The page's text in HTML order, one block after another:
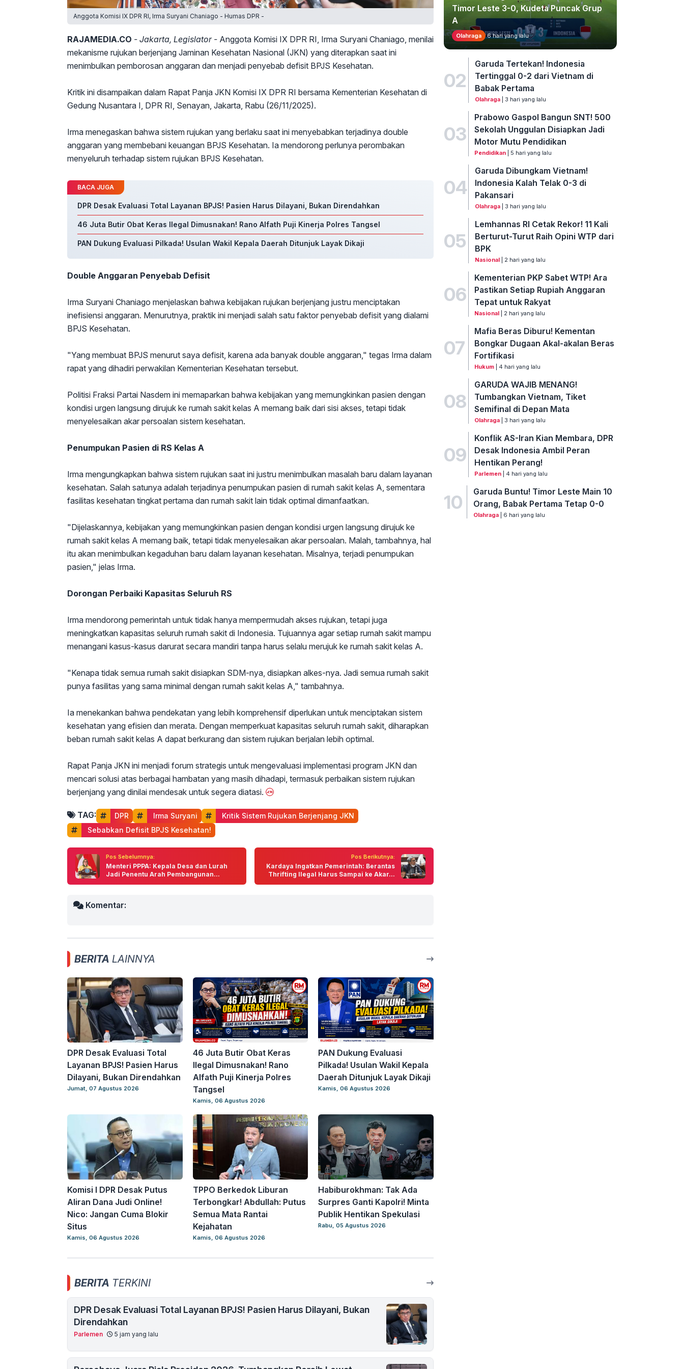
Anggota Komisi IX DPR RI, Irma Suryani Chaniago - Humas DPR -
RAJAMEDIA.CO - Jakarta, Legislator - Anggota Komisi IX DPR RI, Irma Suryani Chaniago, menilai
mekanisme rujukan berjenjang Jaminan Kesehatan Nasional (JKN) yang diterapkan saat ini
menimbulkan pemborosan anggaran dan menjadi penyebab defisit BPJS Kesehatan.
Kritik ini disampaikan dalam Rapat Panja JKN Komisi IX DPR RI bersama Kementerian Kesehatan di
Gedung Nusantara I, DPR RI, Senayan, Jakarta, Rabu (26/11/2025).
Irma menegaskan bahwa sistem rujukan yang berlaku saat ini menyebabkan terjadinya double
anggaran yang membebani keuangan BPJS Kesehatan. Ia mendorong perlunya perombakan
menyeluruh terhadap sistem rujukan BPJS Kesehatan.
BACA JUGA
DPR Desak Evaluasi Total Layanan BPJS! Pasien Harus Dilayani, Bukan Direndahkan
46 Juta Butir Obat Keras Ilegal Dimusnakan! Rano Alfath Puji Kinerja Polres Tangsel
PAN Dukung Evaluasi Pilkada! Usulan Wakil Kepala Daerah Ditunjuk Layak Dikaji
Double Anggaran Penyebab Defisit
Irma Suryani Chaniago menjelaskan bahwa kebijakan rujukan berjenjang justru menciptakan
inefisiensi anggaran. Menurutnya, praktik ini menjadi salah satu faktor penyebab defisit yang dialami
BPJS Kesehatan.
"Yang membuat BPJS menurut saya defisit, karena ada banyak double anggaran," tegas Irma dalam
rapat yang dihadiri perwakilan Kementerian Kesehatan tersebut.
Politisi Fraksi Partai Nasdem ini memaparkan bahwa kebijakan yang memungkinkan pasien dengan
kondisi urgen langsung dirujuk ke rumah sakit kelas A memang baik dari sisi akses, tetapi tidak
menyelesaikan akar persoalan sistem kesehatan.
Penumpukan Pasien di RS Kelas A
Irma mengungkapkan bahwa sistem rujukan saat ini justru menimbulkan masalah baru dalam layanan
kesehatan. Salah satunya adalah terjadinya penumpukan pasien di rumah sakit kelas A, sementara
fasilitas kesehatan tingkat pertama dan rumah sakit lain tidak optimal dimanfaatkan.
"Dijelaskannya, kebijakan yang memungkinkan pasien dengan kondisi urgen langsung dirujuk ke
rumah sakit kelas A memang baik, tetapi tidak menyelesaikan akar persoalan. Malah, tambahnya, hal
itu akan menimbulkan kegaduhan baru dalam layanan kesehatan. Misalnya, terjadi penumpukan
pasien," jelas Irma.
Dorongan Perbaiki Kapasitas Seluruh RS
Irma mendorong pemerintah untuk tidak hanya mempermudah akses rujukan, tetapi juga
meningkatkan kapasitas seluruh rumah sakit di Indonesia. Tujuannya agar setiap rumah sakit mampu
menangani kasus-kasus darurat secara mandiri tanpa harus selalu merujuk ke rumah sakit kelas A.
"Kenapa tidak semua rumah sakit disiapkan SDM-nya, disiapkan alkes-nya. Jadi semua rumah sakit
punya fasilitas yang sama minimal dengan rumah sakit kelas A," tambahnya.
Ia menekankan bahwa pendekatan yang lebih komprehensif diperlukan untuk menciptakan sistem
kesehatan yang efisien dan merata. Dengan memperkuat kapasitas seluruh rumah sakit, diharapkan
beban rumah sakit kelas A dapat berkurang dan sistem rujukan berjalan lebih optimal.
Rapat Panja JKN ini menjadi forum strategis untuk mengevaluasi implementasi program JKN dan
mencari solusi atas berbagai hambatan yang masih dihadapi, termasuk perbaikan sistem rujukan
berjenjang yang dinilai mendesak untuk segera diatasi.
TAG: DPR Irma Suryani
Kritik Sistem Rujukan Berjenjang JKN
Sebabkan Defisit BPJS Kesehatan!
Pos Sebelumnya:
Menteri PPPA: Kepala Desa dan Lurah
Jadi Penentu Arah Pembangunan...
Pos Berikutnya:
Kardaya Ingatkan Pemerintah: Berantas
Thrifting Ilegal Harus Sampai ke Akar...
Komentar:
BERITA LAINNYA
DPR Desak Evaluasi Total
Layanan BPJS! Pasien Harus
Dilayani, Bukan Direndahkan
Jumat, 07 Agustus 2026
46 Juta Butir Obat Keras
Ilegal Dimusnakan! Rano
Alfath Puji Kinerja Polres
Tangsel
Kamis, 06 Agustus 2026
PAN Dukung Evaluasi
Pilkada! Usulan Wakil Kepala
Daerah Ditunjuk Layak Dikaji
Kamis, 06 Agustus 2026
Komisi I DPR Desak Putus
Aliran Dana Judi Online!
Nico: Jangan Cuma Blokir
Situs
Kamis, 06 Agustus 2026
TPPO Berkedok Liburan
Terbongkar! Abdullah: Putus
Semua Mata Rantai
Kejahatan
Kamis, 06 Agustus 2026
Habiburokhman: Tak Ada
Surpres Ganti Kapolri! Minta
Publik Hentikan Spekulasi
Rabu, 05 Agustus 2026
BERITA TERKINI
DPR Desak Evaluasi Total Layanan BPJS! Pasien Harus Dilayani, Bukan
Direndahkan
Parlemen 5 jam yang lalu
Timor Leste 3-0, Kudeta Puncak Grup
A
Olahraga 6 hari yang lalu
02
Garuda Tertekan! Indonesia
Tertinggal 0-2 dari Vietnam di
Babak Pertama
Olahraga| 3 hari yang lalu
03
Prabowo Gaspol Bangun SNT! 500
Sekolah Unggulan Disiapkan Jadi
Motor Mutu Pendidikan
Pendidikan | 5 hari yang lalu
04
Garuda Dibungkam Vietnam!
Indonesia Kalah Telak 0-3 di
Pakansari
Olahraga| 3 hari yang lalu
05
Lemhannas RI Cetak Rekor! 11 Kali
Berturut-Turut Raih Opini WTP dari
BPK
Nasional| 2 hari yang lalu
06
Kementerian PKP Sabet WTP! Ara
Pastikan Setiap Rupiah Anggaran
Tepat untuk Rakyat
Nasional | 2 hari yang lalu
07
Mafia Beras Diburu! Kementan
Bongkar Dugaan Akal-akalan Beras
Fortifikasi
Hukum | 4 hari yang lalu
08
GARUDA WAJIB MENANG!
Tumbangkan Vietnam, Tiket
Semifinal di Depan Mata
Olahraga | 3 hari yang lalu
09
Konflik AS-Iran Kian Membara, DPR
Desak Indonesia Ambil Peran
Hentikan Perang!
Parlemen | 4 hari yang lalu
10
Garuda Buntu! Timor Leste Main 10
Orang, Babak Pertama Tetap 0-0
Olahraga| 6 hari yang lalu